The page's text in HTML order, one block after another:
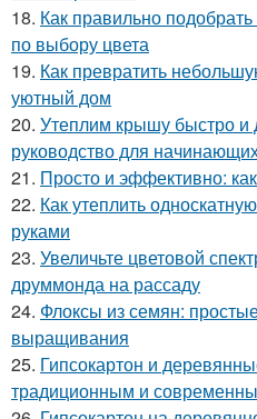
18. Как правильно
по выбору цвета
19. Как превратить
уютный дом
20. Утеплим крышу быстро
руководство для
21. Просто и эффективно:
22. Как утеплить
руками
23. Увеличьте цветовой
друммонда на рассаду
24. Флоксы из семян:
выращивания
25. Гипсокартон и
традиционным и